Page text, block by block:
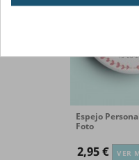
Espejo
Foto
2,95 € VER